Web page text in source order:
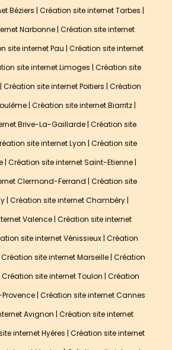
Béziers |Création site internet Tarbes |
Narbonne| Création site internet
site internet Pau |Création site internet
site internet Limoges | Création site
Création site internet Poitiers | Création
|Création site internet Biarritz |
Brive-La-Gaillarde| Création site
site internet Lyon |Création site
| Création site internet Saint-Etienne|
Clermond-Ferrand | Création site
|Création site internet Chambéry |
Valence| Création site internet
site internet Vénissieux |Création
Création site internet Marseille| Création
Création site internet Toulon |Création
| Création site internet Cannes
Avignon |Création site internet
internet Hyères | Création site internet